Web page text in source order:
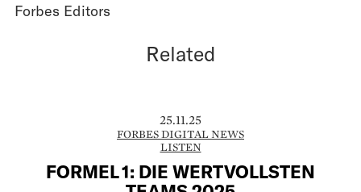
Forbes Editors
Related
25.11.25
FORBES DIGITAL NEWS
LISTEN
FORMEL 1: DIE WERTVOLLSTEN